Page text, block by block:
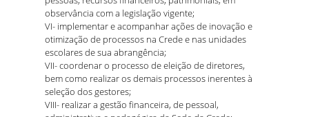
observância com a legislação vigente;
VI- implementar e acompanhar ações de inovação e
otimização de processos na Crede e nas unidades
escolares de sua abrangência;
VII- coordenar o processo de eleição de diretores,
bem como realizar os demais processos inerentes à
seleção dos gestores;
VIII- realizar a gestão financeira, de pessoal,